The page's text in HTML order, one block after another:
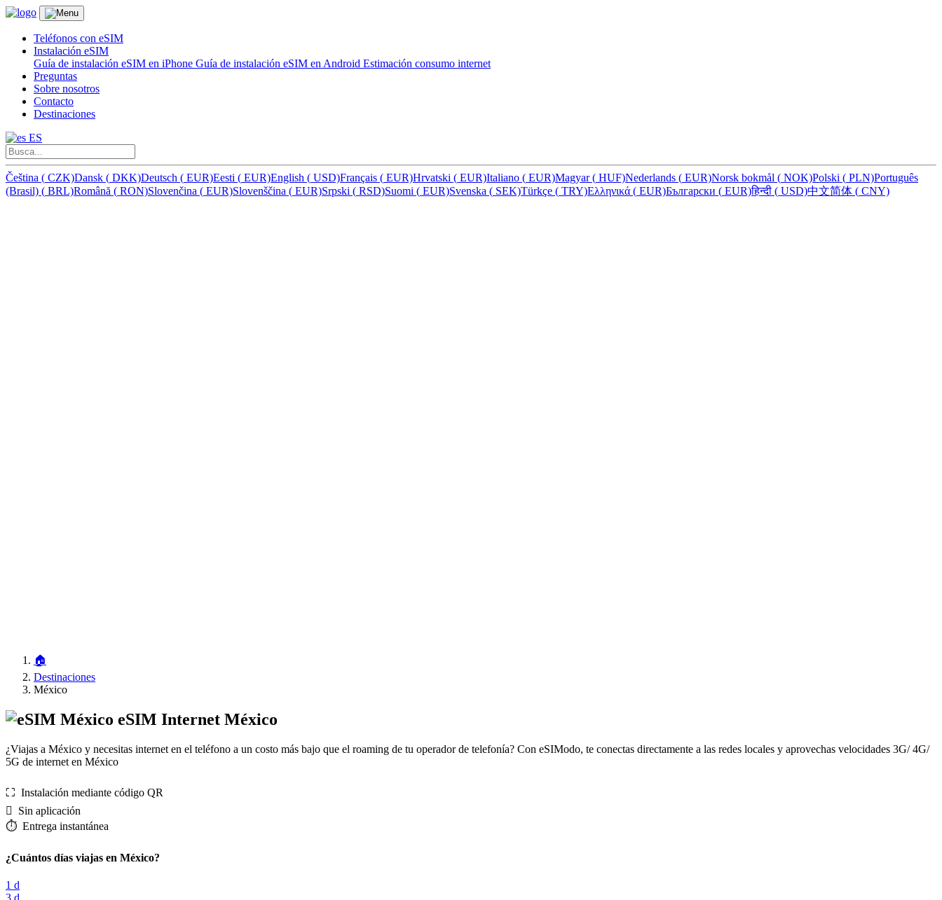
Teléfonos con eSIM
Instalación eSIM
Guía de instalación eSIM en iPhone Guía de instalación eSIM en Android Estimación consumo internet
Preguntas
Sobre nosotros
Contacto
Destinaciones
ES
Čeština ( CZK)Dansk ( DKK)Deutsch ( EUR)Eesti ( EUR)English ( USD)Français ( EUR)Hrvatski ( EUR)Italiano ( EUR)Magyar( HUF)Nederlands ( EUR)Norsk bokmål ( NOK)Polski ( PLN)Português
(Brasil) ( BRL)Română ( RON)Slovenčina ( EUR)Slovenščina ( EUR)Srpski ( RSD)Suomi ( EUR)Svenska ( SEK)Türkçe ( TRY)Ελληνικά ( EUR)Български ( EUR)हिन्दी ( USD)中文简体 ( CNY)
🏠
Destinaciones
México
eSIM Internet México
¿Viajas a México y necesitas internet en el teléfono a un costo más bajo que el roaming de tu operador de telefonía? Con eSIModo, te conectas directamente a las redes locales y aprovechas velocidades 3G/ 4G/
5G de internet en México
⛶️️ Instalación mediante código QR
️ Sin aplicación
⏱️️ Entrega instantánea
¿Cuántos días viajas en México?
1 d